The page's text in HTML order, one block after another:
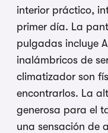
interior práctico,
primer día. La
pulgadas incluye
inalámbricos de
climatizador son
encontrarlos. La
generosa para el
una sensación de